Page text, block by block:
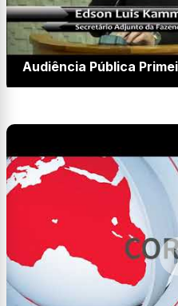
Audiência Pública